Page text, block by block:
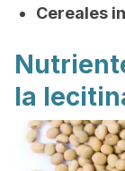
Cereales
la